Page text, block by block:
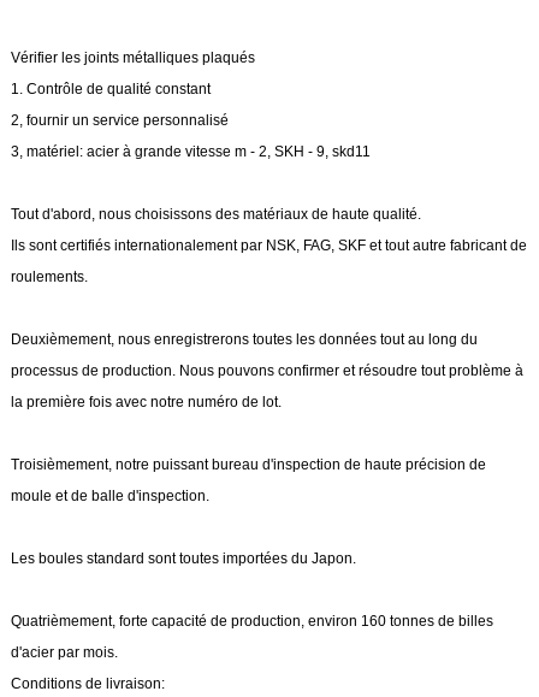
Vérifier les joints métalliques plaqués
1. Contrôle de qualité constant
2, fournir un service personnalisé
3, matériel: acier à grande vitesse m - 2, SKH - 9, skd11
Tout d'abord, nous choisissons des matériaux de haute qualité.
Ils sont certifiés internationalement par NSK, FAG, SKF et tout autre fabricant de
roulements.
Deuxièmement, nous enregistrerons toutes les données tout au long du
processus de production. Nous pouvons confirmer et résoudre tout problème à
la première fois avec notre numéro de lot.
Troisièmement, notre puissant bureau d'inspection de haute précision de
moule et de balle d'inspection.
Les boules standard sont toutes importées du Japon.
Quatrièmement, forte capacité de production, environ 160 tonnes de billes
d'acier par mois.
Conditions de livraison: